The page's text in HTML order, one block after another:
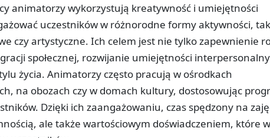
animatorzy wykorzystują kreatywność i umiejętności
uczestników w różnorodne formy aktywności,
czy artystyczne. Ich celem jest nie tylko zapewnienie
społecznej, rozwijanie umiejętności
życia. Animatorzy często pracują w ośrodkach
na obozach czy w domach kultury, dostosowując
Dzięki ich zaangażowaniu, czas spędzony na
ale także wartościowym doświadczeniem, które